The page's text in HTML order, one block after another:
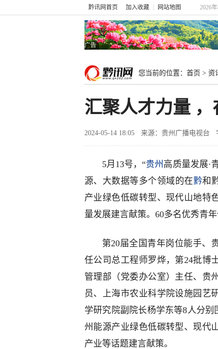
黔讯网首页 加入收藏 网站地图 2026
广告
您当前的位置： 首页 > 资
汇聚人才力量
2024-05-14 18:05 来源：贵州广播电视台
5月13号，“贵州 高质量发展·
源、大数据等多个领域的在黔和
产业绿色低碳转型、现代山地特
量发展建言献策。60多名优秀青年
第20届全国青年岗位能手、
任公司总工程师罗烨，第24批博
管理部（党委办公室）主任、贵
员、上海市农业科学院设施园艺
学研究院副院长杨学东等8人分
州能源产业绿色低碳转型、现代
产业等话题建言献策。